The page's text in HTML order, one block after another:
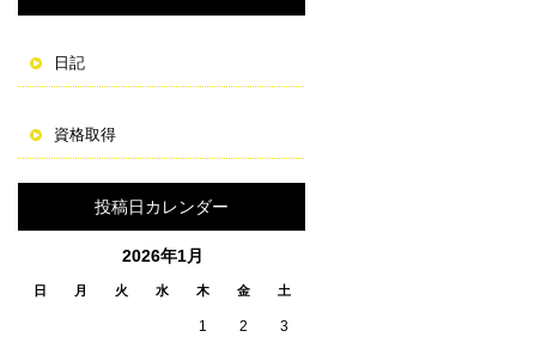
日記
資格取得
投稿日カレンダー
2026年1月
日 月 火 水 木 金 土
1 2 3